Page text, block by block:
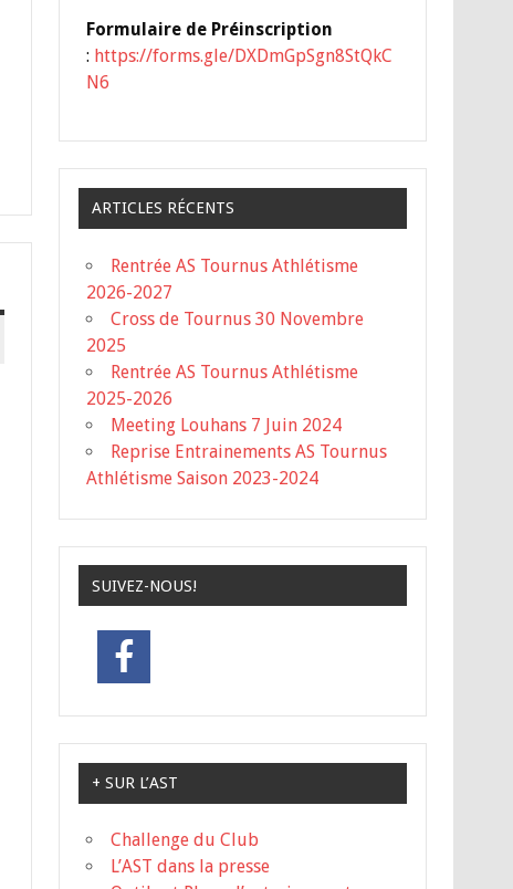
Formulaire de Préinscription
: https://forms.gle/DXDmGpSgn8StQkC
N6
ARTICLES RÉCENTS
Rentrée AS Tournus Athlétisme
2026-2027
Cross de Tournus 30 Novembre
2025
Rentrée AS Tournus Athlétisme
2025-2026
Meeting Louhans 7 Juin 2024
Reprise Entrainements AS Tournus
Athlétisme Saison 2023-2024
SUIVEZ-NOUS!
+ SUR L’AST
Challenge du Club
L’AST dans la presse